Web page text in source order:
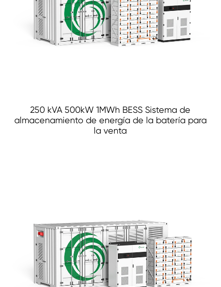
250 kVA 500kW 1MWh BESS Sistema de
almacenamiento de energía de la batería para
la venta